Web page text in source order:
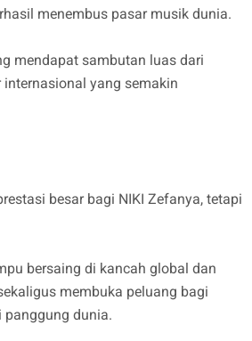
menembus pasar musik dunia.
mendapat sambutan luas dari
yang semakin
besar bagi NIKI Zefanya, tetapi
bersaing di kancah global dan
membuka peluang bagi
panggung dunia.